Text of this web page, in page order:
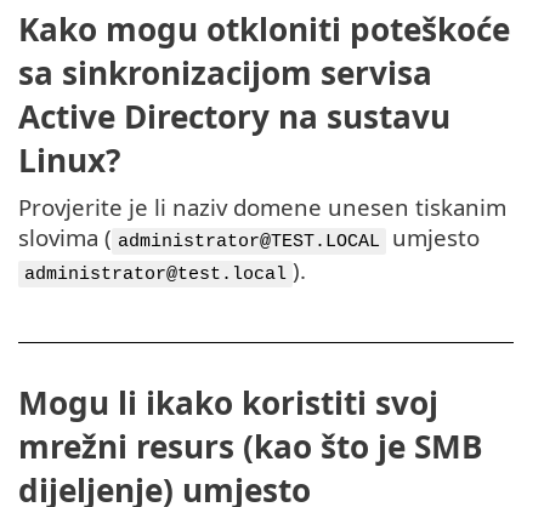
Kako mogu otkloniti poteškoće
sa sinkronizacijom servisa
Active Directory na sustavu
Linux?
Provjerite je li naziv domene unesen tiskanim
slovima ( administrator@TEST.LOCAL umjesto
administrator@test.local ).
Mogu li ikako koristiti svoj
mrežni resurs (kao što je SMB
dijeljenje) umjesto